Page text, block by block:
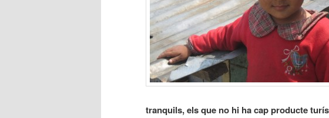
tranquils, els que no hi ha cap producte